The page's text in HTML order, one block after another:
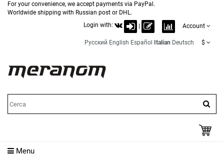
For your convenience, we accept payments via PayPal.
Worldwide shipping with Russian post or DHL.
Login with:
Account
Русский English Español Italian Deutsch $
Menu